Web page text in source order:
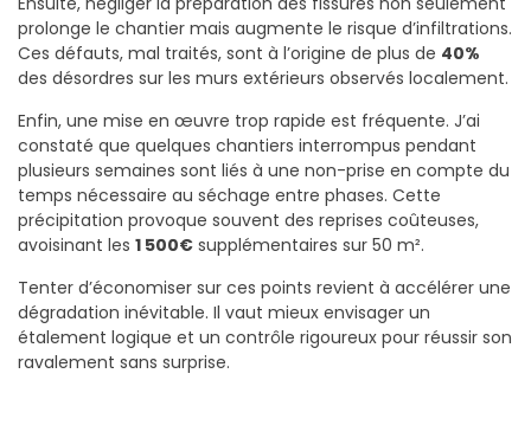
prolonge le chantier mais augmente le risque d’infiltrations.
Ces défauts, mal traités, sont à l’origine de plus de 40%
des désordres sur les murs extérieurs observés localement.
Enfin, une mise en œuvre trop rapide est fréquente. J’ai
constaté que quelques chantiers interrompus pendant
plusieurs semaines sont liés à une non-prise en compte du
temps nécessaire au séchage entre phases. Cette
précipitation provoque souvent des reprises coûteuses,
avoisinant les 1 500€ supplémentaires sur 50 m².
Tenter d’économiser sur ces points revient à accélérer une
dégradation inévitable. Il vaut mieux envisager un
étalement logique et un contrôle rigoureux pour réussir son
ravalement sans surprise.